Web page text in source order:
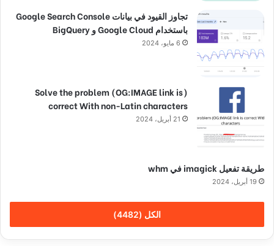
تجاوز القيود في بيانات Google Search Console
باستخدام Google Cloud و BigQuery
6 مايو، 2024
(Solve the problem (OG:IMAGE link is
correct With non-Latin characters
21 أبريل، 2024
طريقة تفعيل imagick في whm
19 أبريل، 2024
الكل (4482)